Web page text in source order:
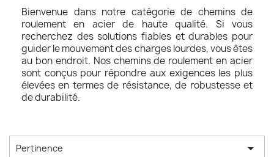
Bienvenue dans notre catégorie de chemins de
roulement en acier de haute qualité. Si vous
recherchez des solutions fiables et durables pour
guider le mouvement des charges lourdes, vous êtes
au bon endroit. Nos chemins de roulement en acier
sont conçus pour répondre aux exigences les plus
élevées en termes de résistance, de robustesse et
de durabilité.
Pertinence 